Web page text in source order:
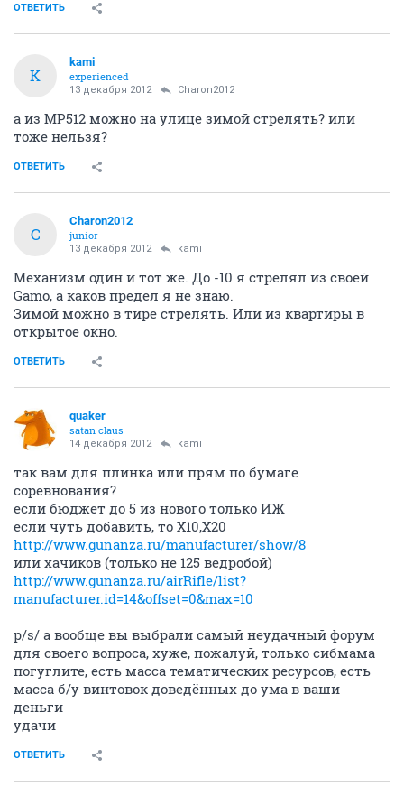
ОТВЕТИТЬ
K
kami
experienced
13 декабря 2012 Charon2012
а из МР512 можно на улице зимой стрелять? или
тоже нельзя?
ОТВЕТИТЬ
C
Charon2012
junior
13 декабря 2012 kami
Механизм один и тот же. До -10 я стрелял из своей
Gamo, а каков предел я не знаю.
Зимой можно в тире стрелять. Или из квартиры в
открытое окно.
ОТВЕТИТЬ
quaker
satan claus
14 декабря 2012 kami
так вам для плинка или прям по бумаге
соревнования?
если бюджет до 5 из нового только ИЖ
если чуть добавить, то X10,X20
http://www.gunanza.ru/manufacturer/show/8
или хачиков (только не 125 ведробой)
http://www.gunanza.ru/airRifle/list?
manufacturer.id=14&offset=0&max=10
p/s/ а вообще вы выбрали самый неудачный форум
для своего вопроса, хуже, пожалуй, только сибмама
погуглите, есть масса тематических ресурсов, есть
масса б/у винтовок доведённых до ума в ваши
деньги
удачи
ОТВЕТИТЬ